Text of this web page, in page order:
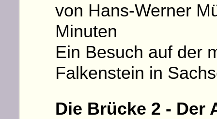
von Hans-Werner
Minuten
Ein Besuch auf der
Falkenstein in
Die Brücke 2 - Der